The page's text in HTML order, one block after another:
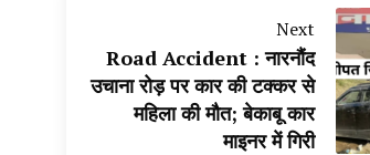
Next
Road Accident : नारनौंद
उचाना रोड़ पर कार की टक्कर से
महिला की मौत; बेकाबू कार
माइनर में गिरी